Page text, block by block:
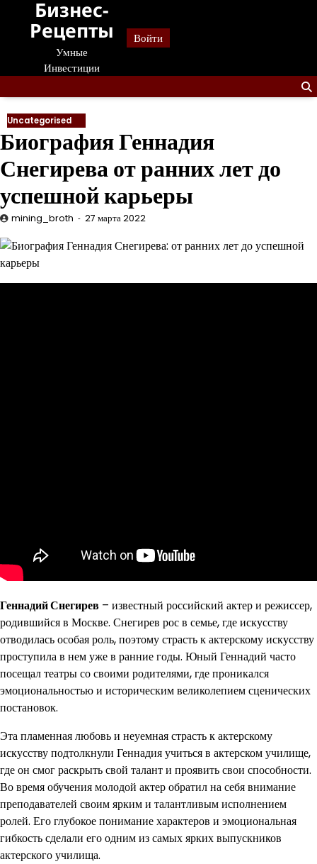
Перейти
содержанию
Бизнес-
Рецепты
Умные
Инвестиции
Войти
Uncategorised
Биография Геннадия
Снегирева от ранних лет до
успешной карьеры
mining_broth 27 марта 2022
Геннадий Снегирев – известный российский актер и режиссер,
родившийся в Москве. Снегирев рос в семье, где искусству
отводилась особая роль, поэтому страсть к актерскому искусству
проступила в нем уже в ранние годы. Юный Геннадий часто
посещал театры со своими родителями, где проникался
эмоциональностью и историческим великолепием сценических
постановок.
Эта пламенная любовь и неуемная страсть к актерскому
искусству подтолкнули Геннадия учиться в актерском училище,
где он смог раскрыть свой талант и проявить свои способности.
Во время обучения молодой актер обратил на себя внимание
преподавателей своим ярким и талантливым исполнением
ролей. Его глубокое понимание характеров и эмоциональная
гибкость сделали его одним из самых ярких выпускников
актерского училища.